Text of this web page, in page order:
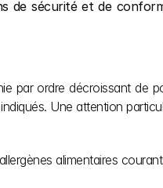
de sécurité et de
par ordre décroissant de
Une attention
alimentaires